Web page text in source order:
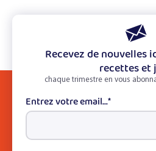
Recevez de nouvelles
recettes et
chaque trimestre en vous
Entrez votre email...*